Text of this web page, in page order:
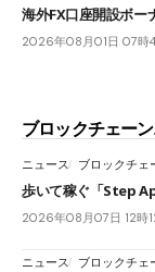
海外FX口座開設ボー
2026年08月01日 07時
ブロックチェー
ニュース ブロックチェ
歩いて稼ぐ「Step
2026年08月07日 12時
ニュース ブロックチェ